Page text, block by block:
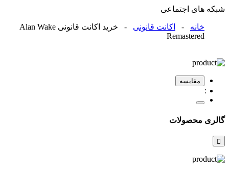
شبکه های اجتماعی
خانه - اکانت قانونی
- خرید اکانت قانونی Alan Wake
Remastered
مقایسه
گالری محصولات